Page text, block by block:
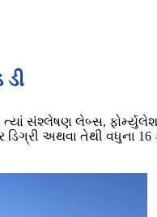
ત્યાં સંશ્લેષણ લેબ્સ,
ડિગ્રી અથવા તેથી વધુના